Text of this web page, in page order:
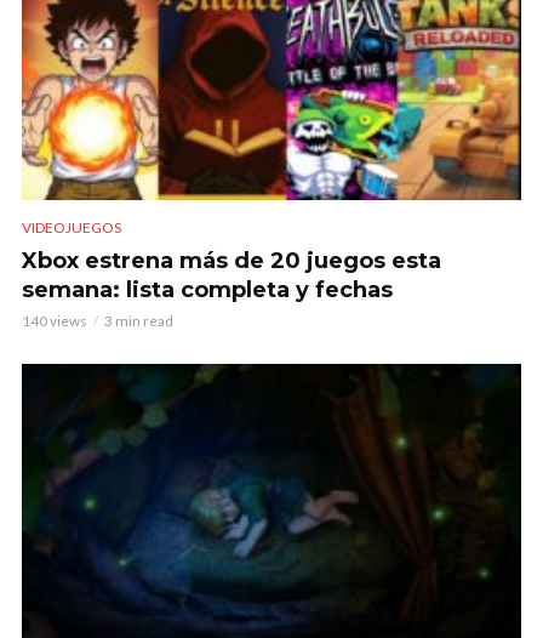
VIDEOJUEGOS
Xbox estrena más de 20 juegos esta
semana: lista completa y fechas
140 views 3 min read